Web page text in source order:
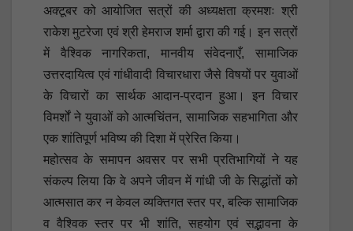
अक्टूबर को आयोजित सत्रों की अध्यक्षता क्रमशः श्री
राकेश मुटरेजा एवं श्री हेमराज शर्मा द्वारा की गई। इन सत्रों
में वैश्विक नागरिकता, मानवीय संवेदनाएँ, सामाजिक
उत्तरदायित्व एवं गांधीवादी विचारधारा जैसे विषयों पर युवाओं
के विचारों का सार्थक आदान-प्रदान हुआ। इन विचार
विमर्शों ने युवाओं को आत्मचिंतन, सामाजिक सहभागिता और
एक शांतिपूर्ण भविष्य की दिशा में प्रेरित किया।
महोत्सव के समापन अवसर पर सभी प्रतिभागियों ने यह
संकल्प लिया कि वे अपने जीवन में गांधी जी के सिद्धांतों को
आत्मसात कर न केवल व्यक्तिगत स्तर पर, बल्कि सामाजिक
व वैश्विक स्तर पर भी शांति, सहयोग एवं सद्भावना के